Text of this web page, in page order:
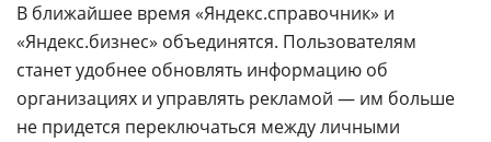
В ближайшее время «Яндекс.справочник» и
«Яндекс.бизнес» объединятся. Пользователям
станет удобнее обновлять информацию об
организациях и управлять рекламой — им больше
не придется переключаться между личными